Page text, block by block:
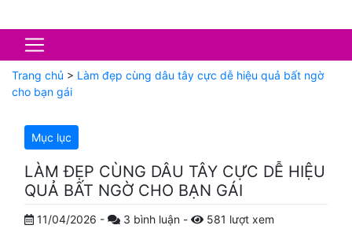
Trang chủ > Làm đẹp cùng dâu tây cực dễ hiệu quả bất ngờ
cho bạn gái
Mục lục
LÀM ĐẸP CÙNG DÂU TÂY CỰC DỄ HIỆU
QUẢ BẤT NGỜ CHO BẠN GÁI
11/04/2026 - 3 bình luận - 581 lượt xem